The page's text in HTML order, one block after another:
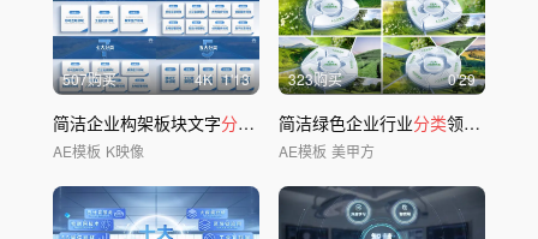
507购买 4K 1'13
简洁企业构架板块文字分类 展示
AE模板 K映像
323购买 0'29
简洁绿色企业行业分类领域
AE模板 美甲方